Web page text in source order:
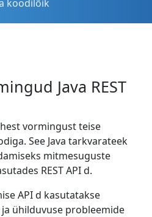
koodilõik
Java REST
vormingust teise
See Java tarkvarateek
mitmesuguste
REST API d.
API d kasutatakse
ühilduvuse probleemide